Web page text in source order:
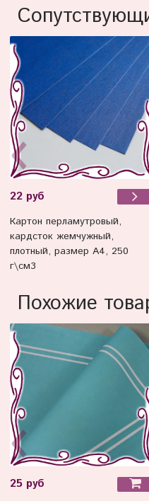
22 руб
Картон перламутровый,
кардсток жемчужный,
плотный, размер А4, 250
г\см3
Похожие
25 руб